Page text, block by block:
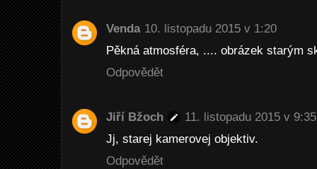
Venda 10. listopadu 2015 v 1:20
Pěkná atmosféra, .... obrázek starým
Odpovědět
Jiří Bžoch
11. listopadu 2015 v 9:35
Jj, starej kamerovej objektiv.
Odpovědět